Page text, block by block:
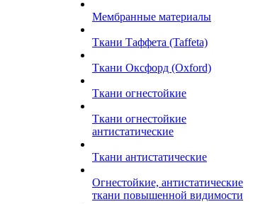
Мембранные материалы
Ткани Таффета (Taffeta)
Ткани Оксфорд (Oxford)
Ткани огнестойкие
Ткани огнестойкие
антистатические
Ткани антистатические
Огнестойкие, антистатические
ткани повышенной видимости